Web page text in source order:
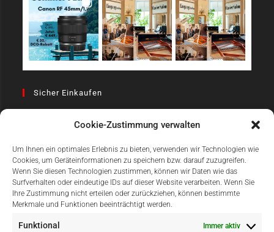
Cookie-Zustimmung verwalten
Um Ihnen ein optimales Erlebnis zu bieten, verwenden wir Technologien wie
Cookies, um Geräteinformationen zu speichern bzw. darauf zuzugreifen.
Wenn Sie diesen Technologien zustimmen, können wir Daten wie das
Surfverhalten oder eindeutige IDs auf dieser Website verarbeiten. Wenn Sie
Ihre Zustimmung nicht erteilen oder zurückziehen, können bestimmte
Merkmale und Funktionen beeinträchtigt werden.
Funktional Immer aktiv
Sicher Einkaufen
Einfach Online Bezahlen